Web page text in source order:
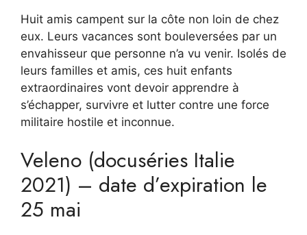
Huit amis campent sur la côte non loin de chez
eux. Leurs vacances sont bouleversées par un
envahisseur que personne n’a vu venir. Isolés de
leurs familles et amis, ces huit enfants
extraordinaires vont devoir apprendre à
s’échapper, survivre et lutter contre une force
militaire hostile et inconnue.
Veleno (docuséries Italie
2021) – date d’expiration le
25 mai